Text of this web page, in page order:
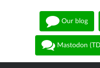
Our blog
Mastodon